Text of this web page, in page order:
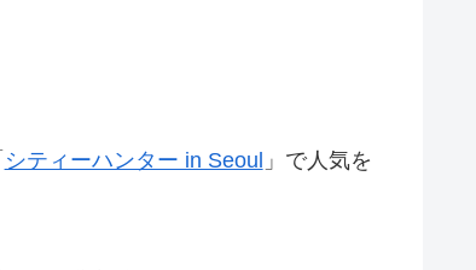
シティーハンター in Seoul 」で人気を